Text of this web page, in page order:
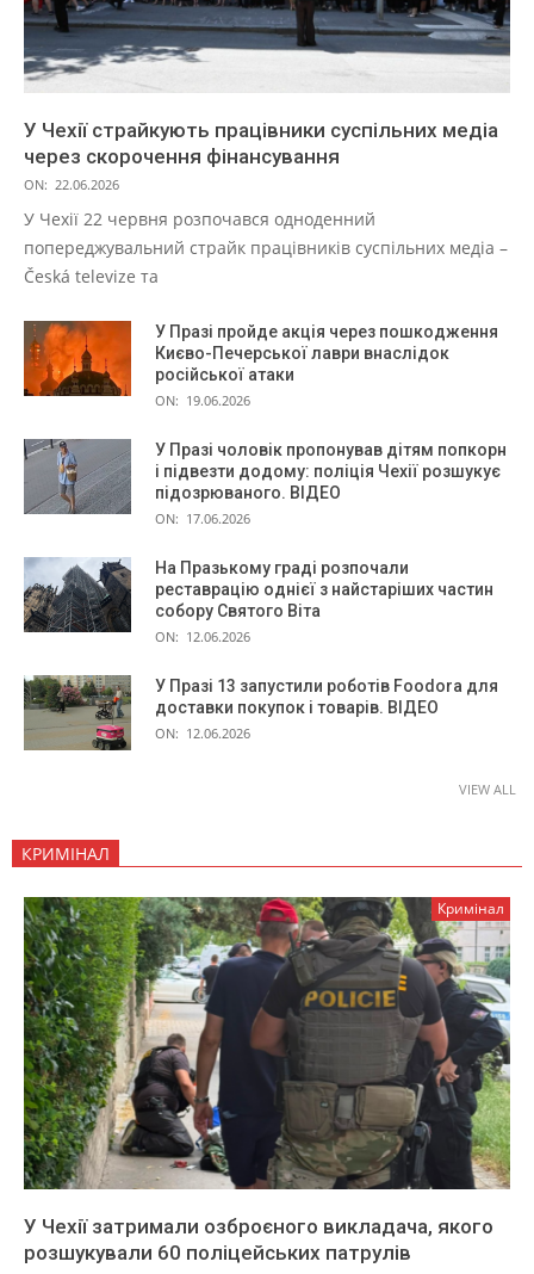
У Чехії страйкують працівники суспільних медіа
через скорочення фінансування
ON: 22.06.2026
У Чехії 22 червня розпочався одноденний
попереджувальний страйк працівників суспільних медіа –
Česká televize та
У Празі пройде акція через пошкодження
Києво-Печерської лаври внаслідок
російської атаки
ON: 19.06.2026
У Празі чоловік пропонував дітям попкорн
і підвезти додому: поліція Чехії розшукує
підозрюваного. ВІДЕО
ON: 17.06.2026
На Празькому граді розпочали
реставрацію однієї з найстаріших частин
собору Святого Віта
ON: 12.06.2026
У Празі 13 запустили роботів Foodora для
доставки покупок і товарів. ВІДЕО
ON: 12.06.2026
VIEW ALL
КРИМІНАЛ
Кримінал
У Чехії затримали озброєного викладача, якого
розшукували 60 поліцейських патрулів